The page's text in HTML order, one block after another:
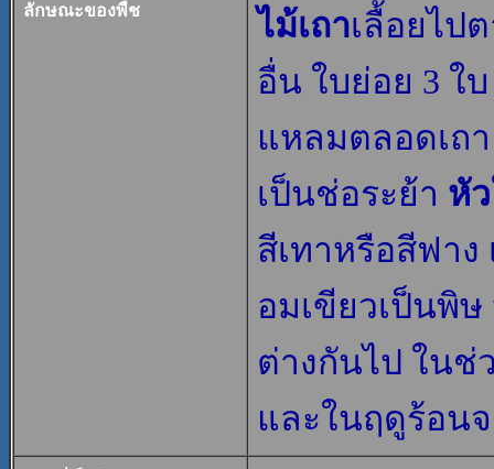
ลักษณะของพืช ไม้เถาเลื้อยไป
อื่น ใบย่อย 3 ใ
แหลมตลอดเถ
เป็นช่อระย้า หั
สีเทาหรือสีฟาง
อมเขียวเป็นพิ
ต่างกันไป ใน
และในฤดูร้อน